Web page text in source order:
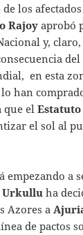
los
Rajoyaprobó
y,
en esta
han
que el
el sol al
empezando a
Urkullu ha
Azores a
de pactos